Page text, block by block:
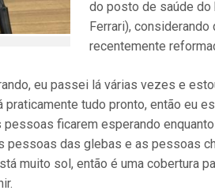
do posto de saúde do
Ferrari),
recentemente
eu passei lá várias vezes e
tudo pronto, então eu
pessoas ficarem esperando
pessoas das glebas e as pessoas
muito sol, então é uma cobertura